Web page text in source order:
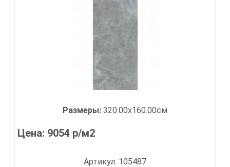
Размеры: 320.00x160.00см
Цена: 9054 р/м2
Артикул: 105487